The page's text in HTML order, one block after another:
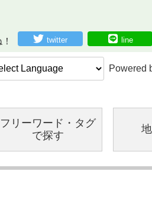
twitter line
Powered
フリーワード・ タグ
で探す